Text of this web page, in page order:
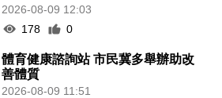
2026-08-09 12:03
178
0
體育健康諮詢站 市民冀多舉辦助改
善體質
2026-08-09 11:51